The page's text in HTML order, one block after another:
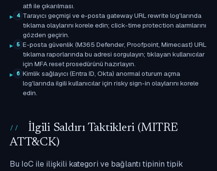
atfı ile çıkarılması.
4 Tarayıcı geçmişi ve e-posta gateway URL rewrite log'larında
tıklama olaylarını korele edin; click-time protection alarmlarını
gözden geçirin.
5 E-posta güvenlik (M365 Defender, Proofpoint, Mimecast) URL
tıklama raporlarında bu adresi sorgulayın; tıklayan kullanıcılar
için MFA reset prosedürünü hazırlayın.
6 Kimlik sağlayıcı (Entra ID, Okta) anormal oturum açma
log'larında ilgili kullanıcılar için risky sign-in olaylarını korele
edin.
İlgili Saldırı Taktikleri (MITRE
ATT&CK)
Bu IoC ile ilişkili kategori ve bağlantı tipinin tipik